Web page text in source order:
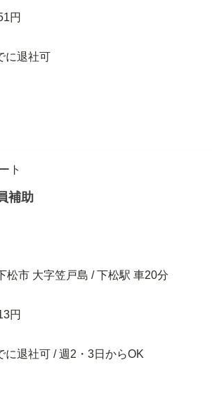
円
に退社可
ト
補助
松市 大字笠戸島 / 下松駅 車20分
円
に退社可 / 週2・3日からOK